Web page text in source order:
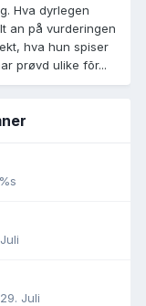
Hva dyrlegen
an på vurderingen
hva hun spiser
prøvd ulike fõr...
29. Juli